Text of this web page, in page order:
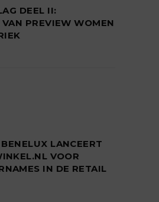
DEEL II:
PREVIEW WOMEN
LANCEERT
VOOR
IN DE RETAIL